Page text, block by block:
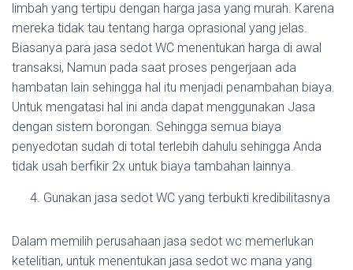
limbah yang tertipu dengan harga jasa yang murah. Karena
mereka tidak tau tentang harga oprasional yang jelas.
Biasanya para jasa sedot WC menentukan harga di awal
transaksi, Namun pada saat proses pengerjaan ada
hambatan lain sehingga hal itu menjadi penambahan biaya.
Untuk mengatasi hal ini anda dapat menggunakan Jasa
dengan sistem borongan. Sehingga semua biaya
penyedotan sudah di total terlebih dahulu sehingga Anda
tidak usah berfikir 2x untuk biaya tambahan lainnya.
Gunakan jasa sedot WC yang terbukti kredibilitasnya
Dalam memilih perusahaan jasa sedot wc memerlukan
ketelitian, untuk menentukan jasa sedot wc mana yang